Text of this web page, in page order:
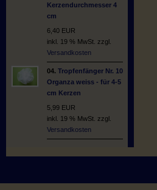
Kerzendurchmesser 4
cm
6,40 EUR
inkl. 19 % MwSt. zzgl.
Versandkosten
04. Tropfenfänger Nr. 10
Organza weiss - für 4-5
cm Kerzen
5,99 EUR
inkl. 19 % MwSt. zzgl.
Versandkosten